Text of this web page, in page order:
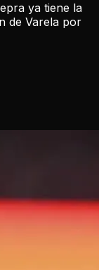
ya tiene la
de Varela por